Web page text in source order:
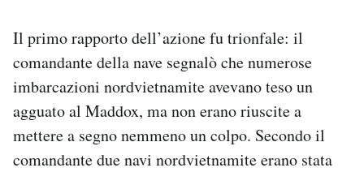
Il primo rapporto dell’azione fu trionfale: il
comandante della nave segnalò che numerose
imbarcazioni nordvietnamite avevano teso un
agguato al Maddox, ma non erano riuscite a
mettere a segno nemmeno un colpo. Secondo il
comandante due navi nordvietnamite erano stata